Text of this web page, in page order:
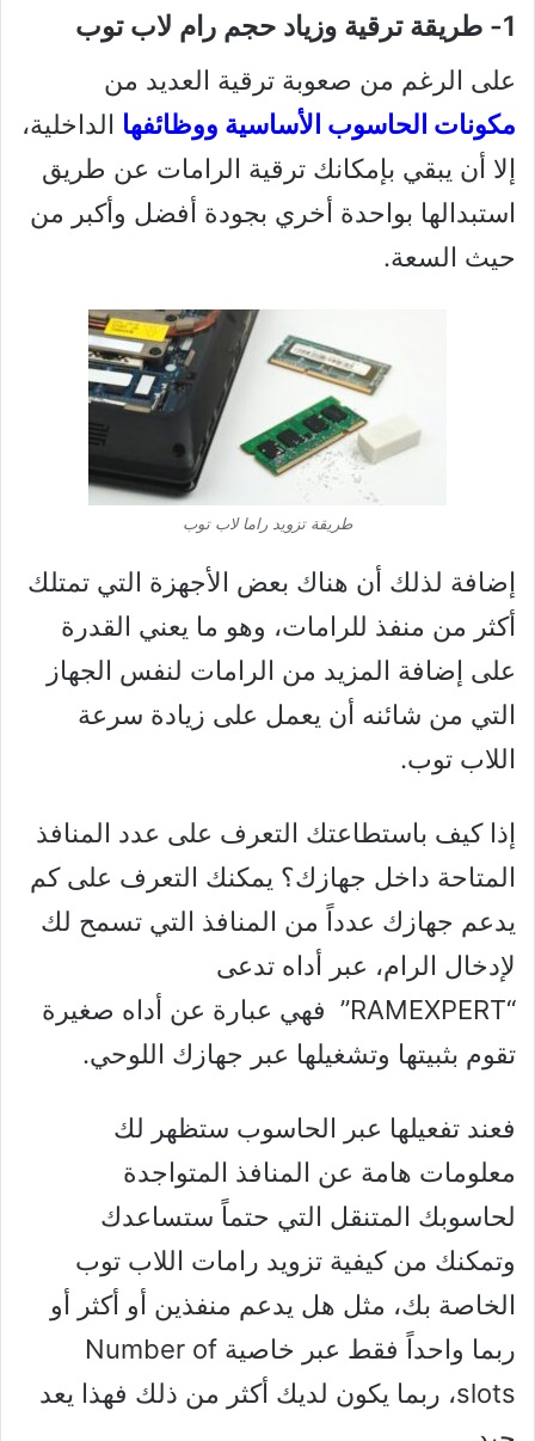
1- طريقة ترقية وزياد حجم رام لاب توب
على الرغم من صعوبة ترقية العديد من
مكونات الحاسوب الأساسية ووظائفها الداخلية،
إلا أن يبقي بإمكانك ترقية الرامات عن طريق
استبدالها بواحدة أخري بجودة أفضل وأكبر من
حيث السعة.
طريقة تزويد راما لاب توب
إضافة لذلك أن هناك بعض الأجهزة التي تمتلك
أكثر من منفذ للرامات، وهو ما يعني القدرة
على إضافة المزيد من الرامات لنفس الجهاز
التي من شائنه أن يعمل على زيادة سرعة
اللاب توب.
إذا كيف باستطاعتك التعرف على عدد المنافذ
المتاحة داخل جهازك؟ يمكنك التعرف على كم
يدعم جهازك عدداً من المنافذ التي تسمح لك
لإدخال الرام، عبر أداه تدعى
“RAMEXPERT” فهي عبارة عن أداه صغيرة
تقوم بثبيتها وتشغيلها عبر جهازك اللوحي.
فعند تفعيلها عبر الحاسوب ستظهر لك
معلومات هامة عن المنافذ المتواجدة
لحاسوبك المتنقل التي حتماً ستساعدك
وتمكنك من كيفية تزويد رامات اللاب توب
الخاصة بك، مثل هل يدعم منفذين أو أكثر أو
ربما واحداً فقط عبر خاصية Number of
slots، ربما يكون لديك أكثر من ذلك فهذا يعد